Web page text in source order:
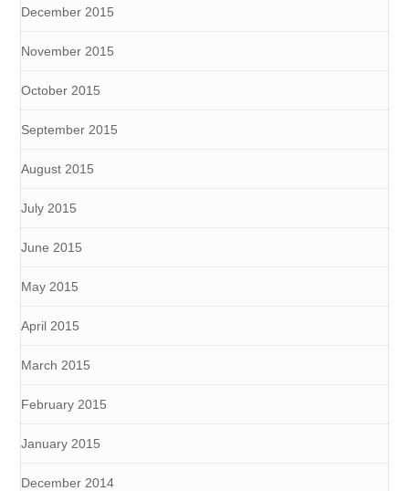
December 2015
November 2015
October 2015
September 2015
August 2015
July 2015
June 2015
May 2015
April 2015
March 2015
February 2015
January 2015
December 2014